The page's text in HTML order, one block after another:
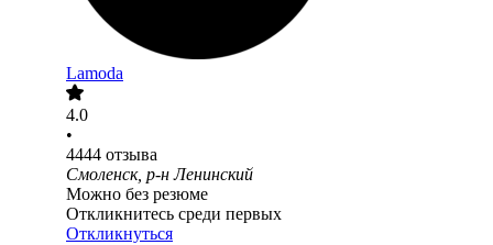
Lamoda
4.0
•
4444 отзыва
Смоленск, р-н Ленинский
Можно без резюме
Откликнитесь среди первых
Откликнуться